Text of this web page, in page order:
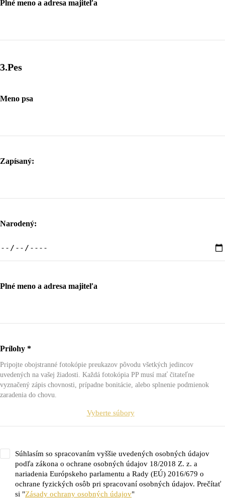
Plné meno a adresa majiteľa
3.Pes
Meno psa
Zapísaný:
Narodený:
Plné meno a adresa majiteľa
Prílohy *
Pripojte obojstranné fotokópie preukazov pôvodu všetkých jedincov
uvedených na vašej žiadosti. Každá fotokópia PP musí mať čitateľne
vyznačený zápis chovnosti, prípadne bonitácie, alebo splnenie podmienok
zaradenia do chovu.
Vyberte súbory
Súhlasím so spracovaním vyššie uvedených osobných údajov
podľa zákona o ochrane osobných údajov 18/2018 Z. z. a
nariadenia Európskeho parlamentu a Rady (EÚ) 2016/679 o
ochrane fyzických osôb pri spracovaní osobných údajov. Prečítať
si "Zásady ochrany osobných údajov"